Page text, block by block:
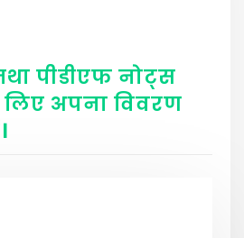
पीडीएफ नोट्स
लिए अपना विवरण
।